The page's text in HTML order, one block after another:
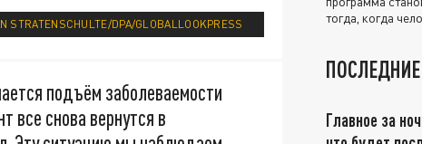
STRATENSCHULTE/DPA/GLOBALLOOKPRESS
подъём заболеваемости
все снова вернутся в
тогда, когда
Главное за